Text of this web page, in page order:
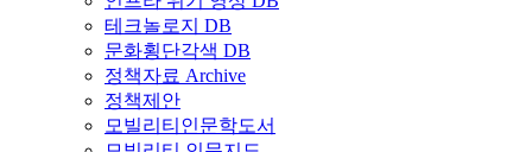
테크놀로지 DB
문화횡단각색 DB
정책자료 Archive
정책제안
모빌리티인문학도서